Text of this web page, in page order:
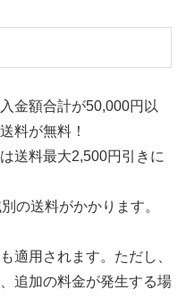
金額合計が50,000円以
料が無料！
送料最大2,500円引きに
の送料がかかります。
適用されます。ただし、
追加の料金が発生する場